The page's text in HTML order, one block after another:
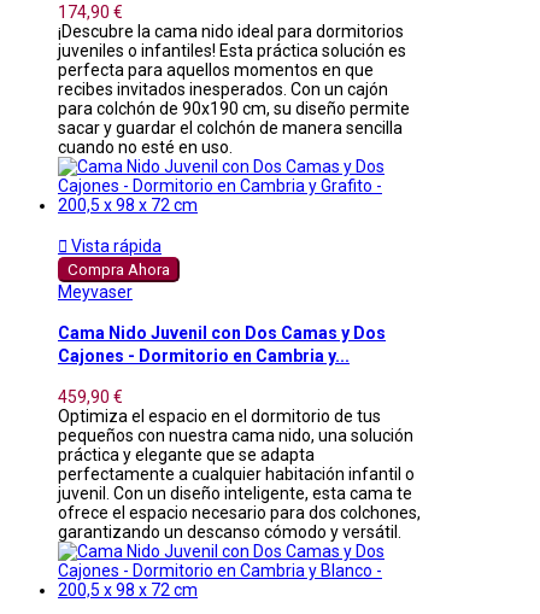
174,90 €
¡Descubre la cama nido ideal para dormitorios
juveniles o infantiles! Esta práctica solución es
perfecta para aquellos momentos en que
recibes invitados inesperados. Con un cajón
para colchón de 90x190 cm, su diseño permite
sacar y guardar el colchón de manera sencilla
cuando no esté en uso.
 Vista rápida
Compra Ahora
Meyvaser
Cama Nido Juvenil con Dos Camas y Dos
Cajones - Dormitorio en Cambria y...
459,90 €
Optimiza el espacio en el dormitorio de tus
pequeños con nuestra cama nido, una solución
práctica y elegante que se adapta
perfectamente a cualquier habitación infantil o
juvenil. Con un diseño inteligente, esta cama te
ofrece el espacio necesario para dos colchones,
garantizando un descanso cómodo y versátil.